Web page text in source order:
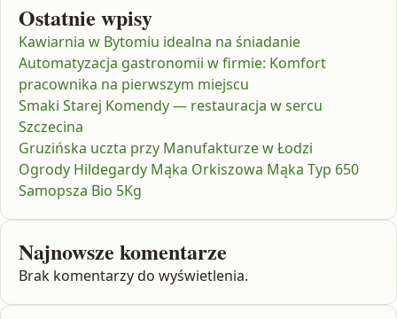
Ostatnie wpisy
Kawiarnia w Bytomiu idealna na śniadanie
Automatyzacja gastronomii w firmie: Komfort
pracownika na pierwszym miejscu
Smaki Starej Komendy — restauracja w sercu
Szczecina
Gruzińska uczta przy Manufakturze w Łodzi
Ogrody Hildegardy Mąka Orkiszowa Mąka Typ 650
Samopsza Bio 5Kg
Najnowsze komentarze
Brak komentarzy do wyświetlenia.